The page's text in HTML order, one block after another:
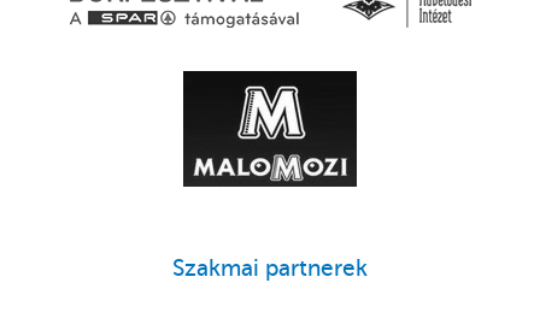
Szakmai partnerek